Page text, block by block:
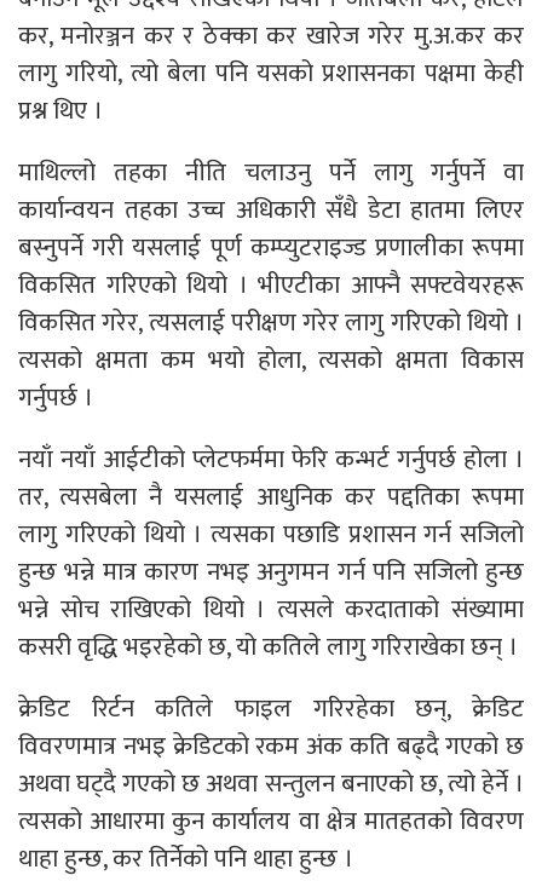
कर, मनोरञ्जन कर र ठेक्का कर खारेज गरेर मु.अ.कर कर
लागु गरियो, त्यो बेला पनि यसको प्रशासनका पक्षमा केही
प्रश्न थिए ।
माथिल्लो तहका नीति चलाउनु पर्ने लागु गर्नुपर्ने वा
कार्यान्वयन तहका उच्च अधिकारी सँधै डेटा हातमा लिएर
बस्नुपर्ने गरी यसलाई पूर्ण कम्प्युटराइज्ड प्रणालीका रूपमा
विकसित गरिएको थियो । भीएटीका आफ्नै सफ्टवेयरहरू
विकसित गरेर, त्यसलाई परीक्षण गरेर लागु गरिएको थियो ।
त्यसको क्षमता कम भयो होला, त्यसको क्षमता विकास
गर्नुपर्छ ।
नयाँ नयाँ आईटीको प्लेटफर्ममा फेरि कन्भर्ट गर्नुपर्छ होला ।
तर, त्यसबेला नै यसलाई आधुनिक कर पद्दतिका रूपमा
लागु गरिएको थियो । त्यसका पछाडि प्रशासन गर्न सजिलो
हुन्छ भन्ने मात्र कारण नभइ अनुगमन गर्न पनि सजिलो हुन्छ
भन्ने सोच राखिएको थियो । त्यसले करदाताको संख्यामा
कसरी वृद्धि भइरहेको छ, यो कतिले लागु गरिराखेका छन् ।
क्रेडिट रिर्टन कतिले फाइल गरिरहेका छन्, क्रेडिट
विवरणमात्र नभइ क्रेडिटको रकम अंक कति बढ्दै गएको छ
अथवा घट्दै गएको छ अथवा सन्तुलन बनाएको छ, त्यो हेर्ने ।
त्यसको आधारमा कुन कार्यालय वा क्षेत्र मातहतको विवरण
थाहा हुन्छ, कर तिर्नेको पनि थाहा हुन्छ ।